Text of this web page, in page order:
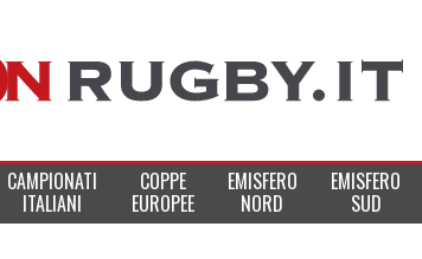
CAMPIONATI
ITALIANI
COPPE
EUROPEE
EMISFERO
NORD
EMISFERO
SUD